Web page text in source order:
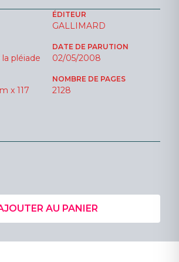
ÉDITEUR
GALLIMARD
pléiade
DATE DE PARUTION
02/05/2008
x 117
NOMBRE DE PAGES
2128
AU PANIER